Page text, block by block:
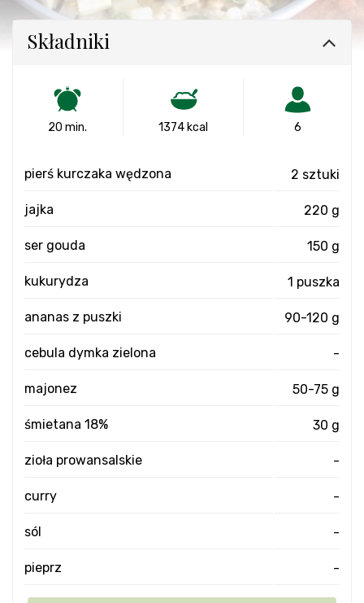
Składniki
20 min. 1374 kcal 6
pierś kurczaka wędzona 2 sztuki
jajka 220 g
ser gouda 150 g
kukurydza 1 puszka
ananas z puszki 90-120 g
cebula dymka zielona -
majonez 50-75 g
śmietana 18% 30 g
zioła prowansalskie -
curry -
sól -
pieprz -